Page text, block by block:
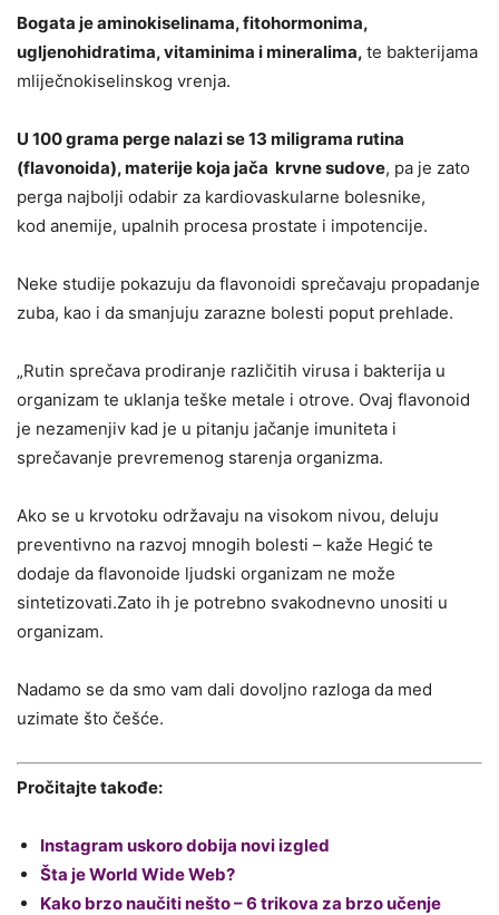
Bogata je aminokiselinama, fitohormonima,
ugljenohidratima, vitaminima i mineralima, te bakterijama
mliječnokiselinskog vrenja.
U 100 grama perge nalazi se 13 miligrama rutina
(flavonoida), materije koja jača krvne sudove, pa je zato
perga najbolji odabir za kardiovaskularne bolesnike,
kod anemije, upalnih procesa prostate i impotencije.
Neke studije pokazuju da flavonoidi sprečavaju propadanje
zuba, kao i da smanjuju zarazne bolesti poput prehlade.
„Rutin sprečava prodiranje različitih virusa i bakterija u
organizam te uklanja teške metale i otrove. Ovaj flavonoid
je nezamenjiv kad je u pitanju jačanje imuniteta i
sprečavanje prevremenog starenja organizma.
Ako se u krvotoku održavaju na visokom nivou, deluju
preventivno na razvoj mnogih bolesti – kaže Hegić te
dodaje da flavonoide ljudski organizam ne može
sintetizovati.Zato ih je potrebno svakodnevno unositi u
organizam.
Nadamo se da smo vam dali dovoljno razloga da med
uzimate što češće.
Pročitajte takođe:
Instagram uskoro dobija novi izgled
Šta je World Wide Web?
Kako brzo naučiti nešto – 6 trikova za brzo učenje